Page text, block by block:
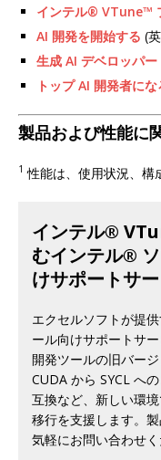
インテル® VTune™
AI 開発を開始する (
生成 AI デベロッパー
トップ AI 開発者にな
製品および性能に
1 性能は、使用状況、構
インテル®
むインテル®
けサポートサ
エクセルソフトが提
ール向けサポートサ
開発ツールの旧バー
CUDA から SYCL へ
互換など、新しい環
移行を支援します。
気軽にお問い合わせく